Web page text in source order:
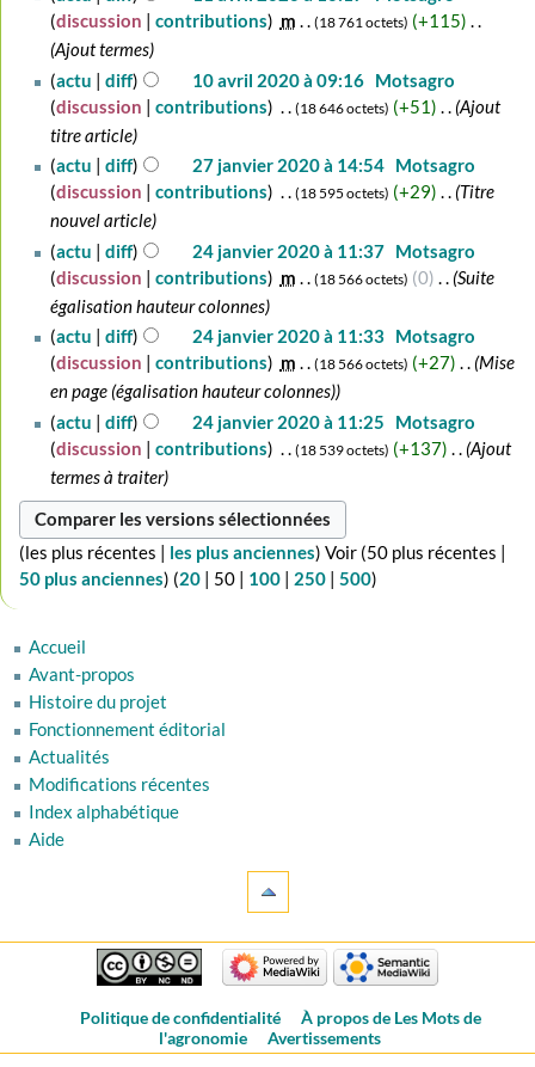
avril
2020
discussion
contributions m 18 761 octets +115
Ajout termes
10
avril
2020
actu diff 10 avril 2020 à 09:16‎ Motsagro
discussion
contributions 18 646 octets +51
Ajout
titre article
27
janvier
2020
actu diff 27 janvier 2020 à 14:54‎ Motsagro
discussion
contributions 18 595 octets +29
Titre
nouvel article
24
janvier
2020
actu diff 24 janvier 2020 à 11:37‎ Motsagro
discussion
contributions m 18 566 octets 0
Suite
égalisation hauteur colonnes
actu
diff 24 janvier 2020 à 11:33‎ Motsagro
discussion
contributions m 18 566 octets +27
Mise
en page (égalisation hauteur colonnes)
actu
diff 24 janvier 2020 à 11:25
Motsagro
discussion
contributions 18 539 octets +137
Ajout
termes à traiter
(les plus récentes | les plus anciennes) Voir (50 plus récentes |
50 plus anciennes) (20 | 50 | 100 | 250 |500)
Accueil
Avant-propos
Histoire du projet
Fonctionnement éditorial
Actualités
Modifications récentes
Index alphabétique
Aide
Politique de confidentialité
À propos de Les Mots de
l'agronomie
Avertissements